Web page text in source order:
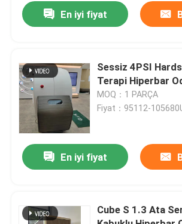
Fabrika turu
Kalite kontrol
Bir teklif isteği
HBOT Hiperbar Odası
Ters Yaşlanma Hiperbar Odası
En iyi fiyat
Sessiz 4PSI
Terapi Hiperbar
MOQ：1 PARÇA
Fiyat：95112-
En iyi fiyat
Cube S 1.3 Ata